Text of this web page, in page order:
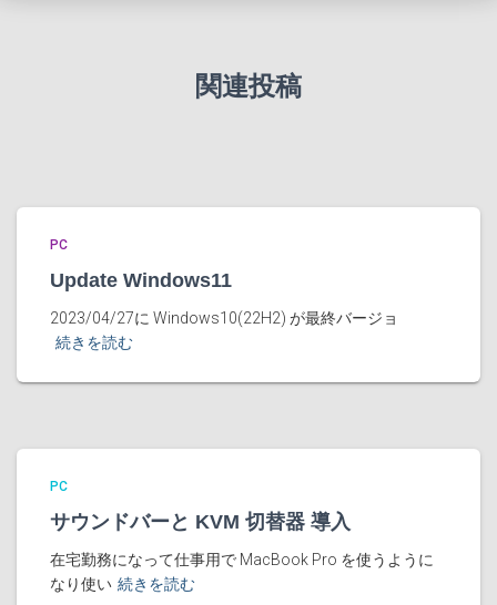
関連投稿
PC
Update Windows11
2023/04/27に Windows10(22H2) が最終バージョ
続きを読む
PC
サウンドバーと KVM 切替器 導入
在宅勤務になって仕事用で MacBook Pro を使うように
なり使い 続きを読む